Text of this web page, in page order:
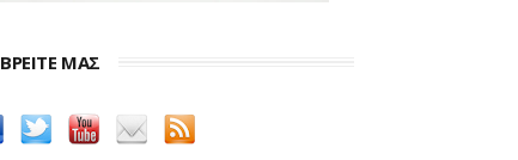
ΒΡΕΙΤΕ ΜΑΣ